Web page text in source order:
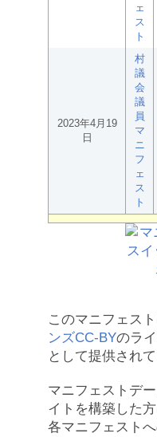
ェ
ス
ト
2023年4月19
日
村
議
会
議
員
マ
ニ
フ
ェ
ス
ト
このマニフェスト
ンズCC-BYのラ
として提供されて
マニフェストデ
イトを構築した方
各マニフェスト